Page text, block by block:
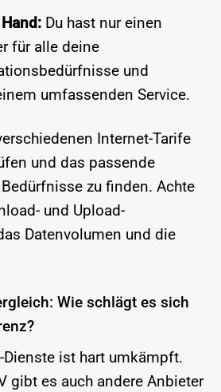
Du hast nur einen
für alle deine
und
umfassenden Service.
Internet-Tarife
und das passende
zu finden. Achte
und Upload-
Datenvolumen und die
Wie schlägt es sich
Dienste ist hart umkämpft.
gibt es auch andere Anbieter